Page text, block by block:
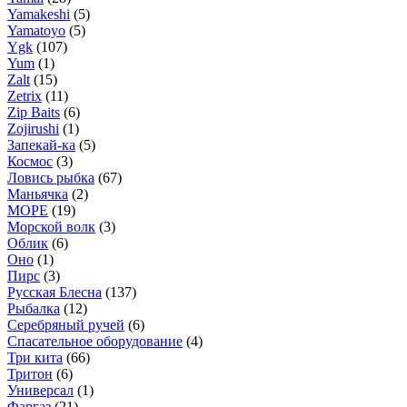
Yamakeshi (5)
Yamatoyo (5)
Ygk (107)
Yum (1)
Zalt (15)
Zetrix (11)
Zip Baits (6)
Zojirushi (1)
Запекай-ка (5)
Космос (3)
Ловись рыбка (67)
Маньячка (2)
МОРЕ (19)
Морской волк (3)
Облик (6)
Оно (1)
Пирс (3)
Русская Блесна (137)
Рыбалка (12)
Серебряный ручей (6)
Спасательное оборудование (4)
Три кита (66)
Тритон (6)
Универсал (1)